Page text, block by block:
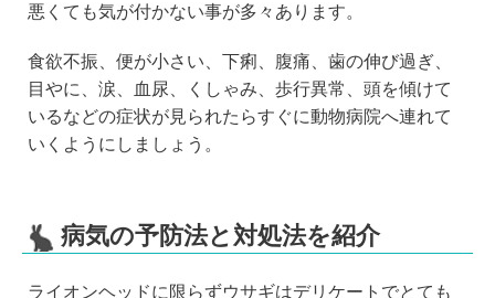
悪くても気が付かない事が多々あります。
食欲不振、便が小さい、下痢、腹痛、歯の伸び過ぎ、
目やに、涙、血尿、くしゃみ、歩行異常、頭を傾けて
いるなどの症状が見られたらすぐに動物病院へ連れて
いくようにしましょう。
病気の予防法と対処法を紹介
ライオンヘッドに限らずウサギはデリケートでとても